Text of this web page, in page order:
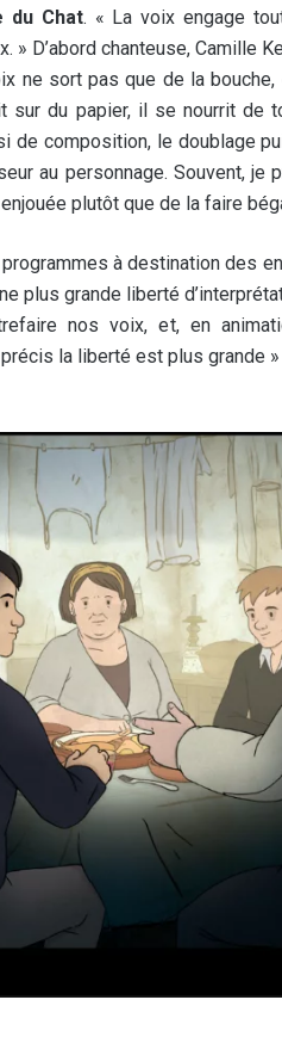
du Chat. « La voix engage
» D’abord chanteuse, Camille
ne sort pas que de la
sur du papier, il se nourrit
de composition, le doublage
au personnage. Souvent, je
plutôt que de la faire
à destination des
plus grande liberté
nos voix, et, en
la liberté est plus grande »